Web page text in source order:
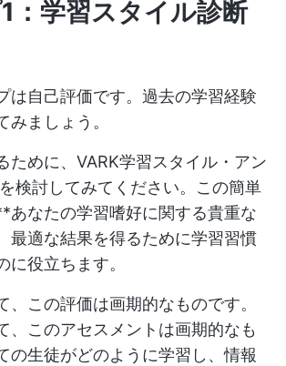
：学習スタイル診断
は自己評価です。過去の学習経験
みましょう。
ために、VARK学習スタイル・アン
検討してみてください。この簡単
あなたの学習嗜好に関する貴重な
最適な結果を得るために学習習慣
に役立ちます。
、この評価は画期的なものです。
、このアセスメントは画期的なも
の生徒がどのように学習し、情報